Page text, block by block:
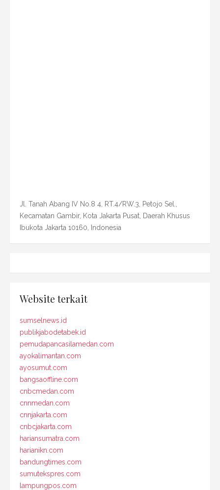
Jl. Tanah Abang IV No.8 4, RT.4/RW.3, Petojo Sel.,
Kecamatan Gambir, Kota Jakarta Pusat, Daerah Khusus
Ibukota Jakarta 10160, Indonesia
Website terkait
sumselnews.id
publikjabodetabek.id
pemudapancasilamedan.com
ayokalimantan.com
ayosumut.com
bangsaoffline.com
cnbcmedan.com
cnnmedan.com
cnnjakarta.com
cnbcjakarta.com
hariansumatra.com
harianikn.com
bandungtimes.com
sumutekspres.com
lampungpos.com